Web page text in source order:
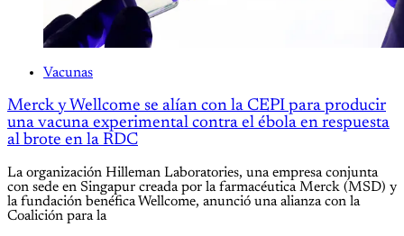
Vacunas
Merck y Wellcome se alían con la CEPI para producir
una vacuna experimental contra el ébola en respuesta
al brote en la RDC
La organización Hilleman Laboratories, una empresa conjunta
con sede en Singapur creada por la farmacéutica Merck (MSD) y
la fundación benéfica Wellcome, anunció una alianza con la
Coalición para la